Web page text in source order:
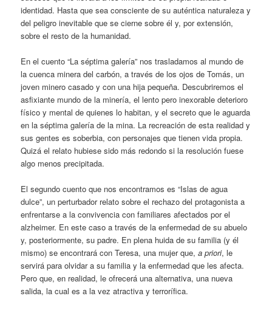
identidad. Hasta que sea consciente de su auténtica naturaleza y
del peligro inevitable que se cierne sobre él y, por extensión,
sobre el resto de la humanidad.
En el cuento “La séptima galería” nos trasladamos al mundo de
la cuenca minera del carbón, a través de los ojos de Tomás, un
joven minero casado y con una hija pequeña. Descubriremos el
asfixiante mundo de la minería, el lento pero inexorable deterioro
físico y mental de quienes lo habitan, y el secreto que le aguarda
en la séptima galería de la mina. La recreación de esta realidad y
sus gentes es soberbia, con personajes que tienen vida propia.
Quizá el relato hubiese sido más redondo si la resolución fuese
algo menos precipitada.
El segundo cuento que nos encontramos es “Islas de agua
dulce”, un perturbador relato sobre el rechazo del protagonista a
enfrentarse a la convivencia con familiares afectados por el
alzheimer. En este caso a través de la enfermedad de su abuelo
y, posteriormente, su padre. En plena huida de su familia (y él
mismo) se encontrará con Teresa, una mujer que,a priori, le
servirá para olvidar a su familia y la enfermedad que les afecta.
Pero que, en realidad, le ofrecerá una alternativa, una nueva
salida, la cual es a la vez atractiva y terrorífica.